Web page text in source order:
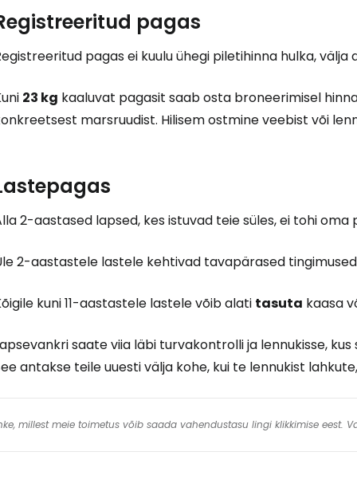
pagas
pagas ei kuulu ühegi piletihinna hulka, välja
23 kg kaaluvat pagasit saab osta broneerimisel
marsruudist. Hilisem ostmine veebist või
2-aastased lapsed, kes istuvad teie süles, ei tohi
2-aastastele lastele kehtivad tavapärased
kuni 11-aastastele lastele võib alati tasuta kaasa
saate viia läbi turvakontrolli ja lennukisse,
antakse teile uuesti välja kohe, kui te lennukist
millest meie toimetus võib saada vahendustasu lingi klikkimise eest.